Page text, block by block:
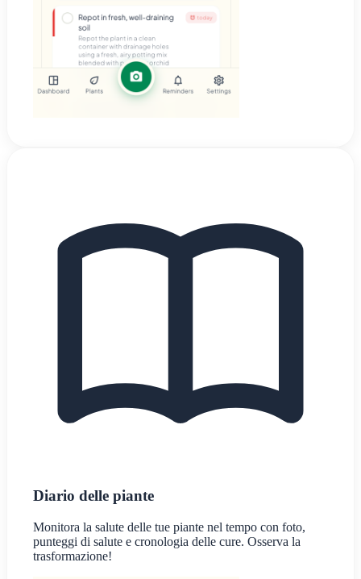
Diario delle piante
Monitora la salute delle tue piante nel tempo con foto,
punteggi di salute e cronologia delle cure. Osserva la
trasformazione!